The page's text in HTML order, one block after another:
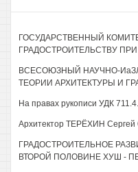
ГОСУДАРСТВЕННЫЙ
ГРАДОСТРОИТЕЛЬСТВУ
ВСЕСОЮЗНЫЙ НАУЧНО-
ТЕОРИИ АРХИТЕКТУРЫ И
На правах рукописи УДК
Архитектор ТЕРЁХИН Сергей
ГРАДОСТРОИТЕЛЬНОЕ
ВТОРОЙ ПОЛОВИНЕ ХУШ -